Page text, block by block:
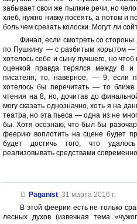
забывает свои же пылкие речи, но
хлеб, нужно нивку посеять, а потом и
боль чем срезать колоски. Могут ли
Финал, если смотреть со
по Пушкину — с разбитым корытом —
хотелось себе и сыну лучшего, но
оценкой правда терялся между 8 и
писателя, то, наверное, — 9, если
хотелось бы перечитать — то
чтения на 8, но, дочитав до
могу сказать однозначно, хоть я на
театра, но эта пьеса — одна из не
бы. Хотя осознаю, что был бы
феерию воплотить на сцене будет
будет достичь того, что
реализовывать средствами
Paganist, 31 марта 2016 г.
В этой феерии есть не только
лесных духов (извечная тема